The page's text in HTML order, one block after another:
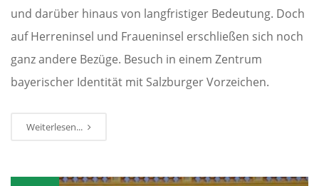
und darüber hinaus von langfristiger Bedeutung. Doch
auf Herreninsel und Fraueninsel erschließen sich noch
ganz andere Bezüge. Besuch in einem Zentrum
bayerischer Identität mit Salzburger Vorzeichen.
Weiterlesen...